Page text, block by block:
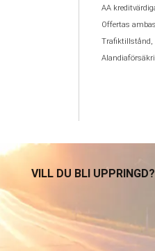
AA
Offertas
Trafiktillstånd,
VILL DU BLI UPPRINGD?